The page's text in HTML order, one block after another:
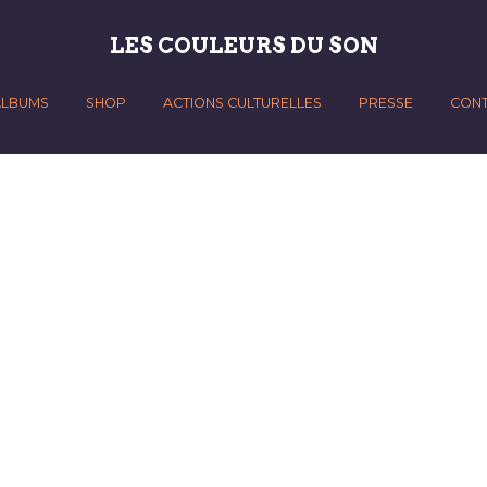
LES COULEURS DU SON
SHOP ACTIONS CULTURELLES PRESSE